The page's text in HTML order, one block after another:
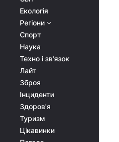
Екологія
Регіони
Спорт
Наука
Техно і зв'язок
Лайт
Зброя
Інциденти
Здоров'я
Туризм
Цікавинки